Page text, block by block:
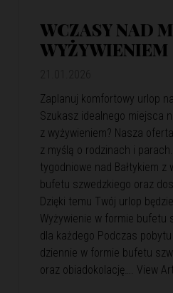
WCZASY NAD
WYŻYWIENIEM
Zaplanuj komfortowy urlop
Szukasz idealnego miejsca
z wyżywieniem? Nasza
z myślą o rodzinach i
tygodniowe nad Bałtykiem z
bufetu szwedzkiego oraz
Dzięki temu Twój urlop
Wyżywienie w formie bufetu
dla każdego Podczas
dziennie w formie bufetu
oraz obiadokolację…. View